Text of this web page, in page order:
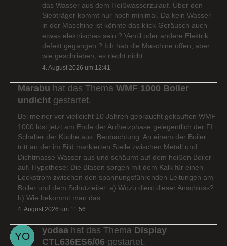
das Wasser aus dem Heißwasserzulauf. Über den
Siebträger kommt nur noch minimal. Da kein Wasser
in der Maschine ist könnte das klick-Geräusch auch
etwas elektrisches sein ? Ventil oder andere Elektrik
defekt gegangen ? Ich hab die Maschine offen, aber
wie geschrieben, es riecht nicht…
4. August 2026 um 12:41
Marabu hat das Thema WMF 1000 Boiler
undicht gestartet.
Bei meiner vor vielleicht 10 Jahren gebraucht gekauften WMF
1000 löst jetzt am Ende der Aufheizphase gelegentlich der FI
Schalter der Küche aus. Beobachtung: An einem der Boiler
tritt an der im Bild markierten Stelle zwischen Metall und
Dichtmasse Wasser aus und schäumt auf dem heißen Boiler
auf. Hypothese: Die Blasen sorgen mit dem Kalk für einen
Leckstrom zwischen den spannungsführenden Leitungen am
Boiler und dem Schutzleiter. a) Wozu dient dieser Anschluss?
b) Wie bekommt man das…
4. August 2026 um 11:56
yodaa hat das Thema Display
CTL636ES6/06 gestartet.